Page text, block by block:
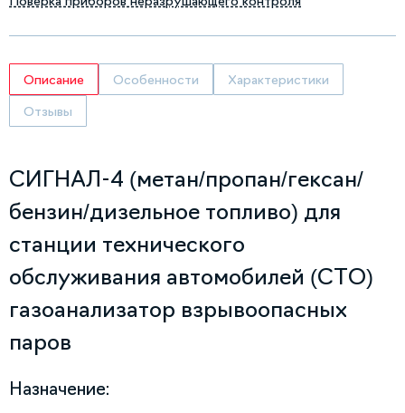
Описание Особенности Характеристики
Отзывы
СИГНАЛ-4 (метан/пропан/гексан/
бензин/дизельное топливо) для
станции технического
обслуживания автомобилей (СТО)
газоанализатор взрывоопасных
паров
Назначение: